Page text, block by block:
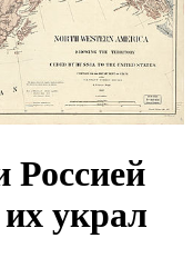
Россией
украл